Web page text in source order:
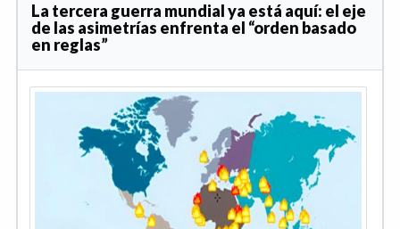
La tercera guerra mundial ya está aquí: el eje
de las asimetrías enfrenta el “orden basado
en reglas”